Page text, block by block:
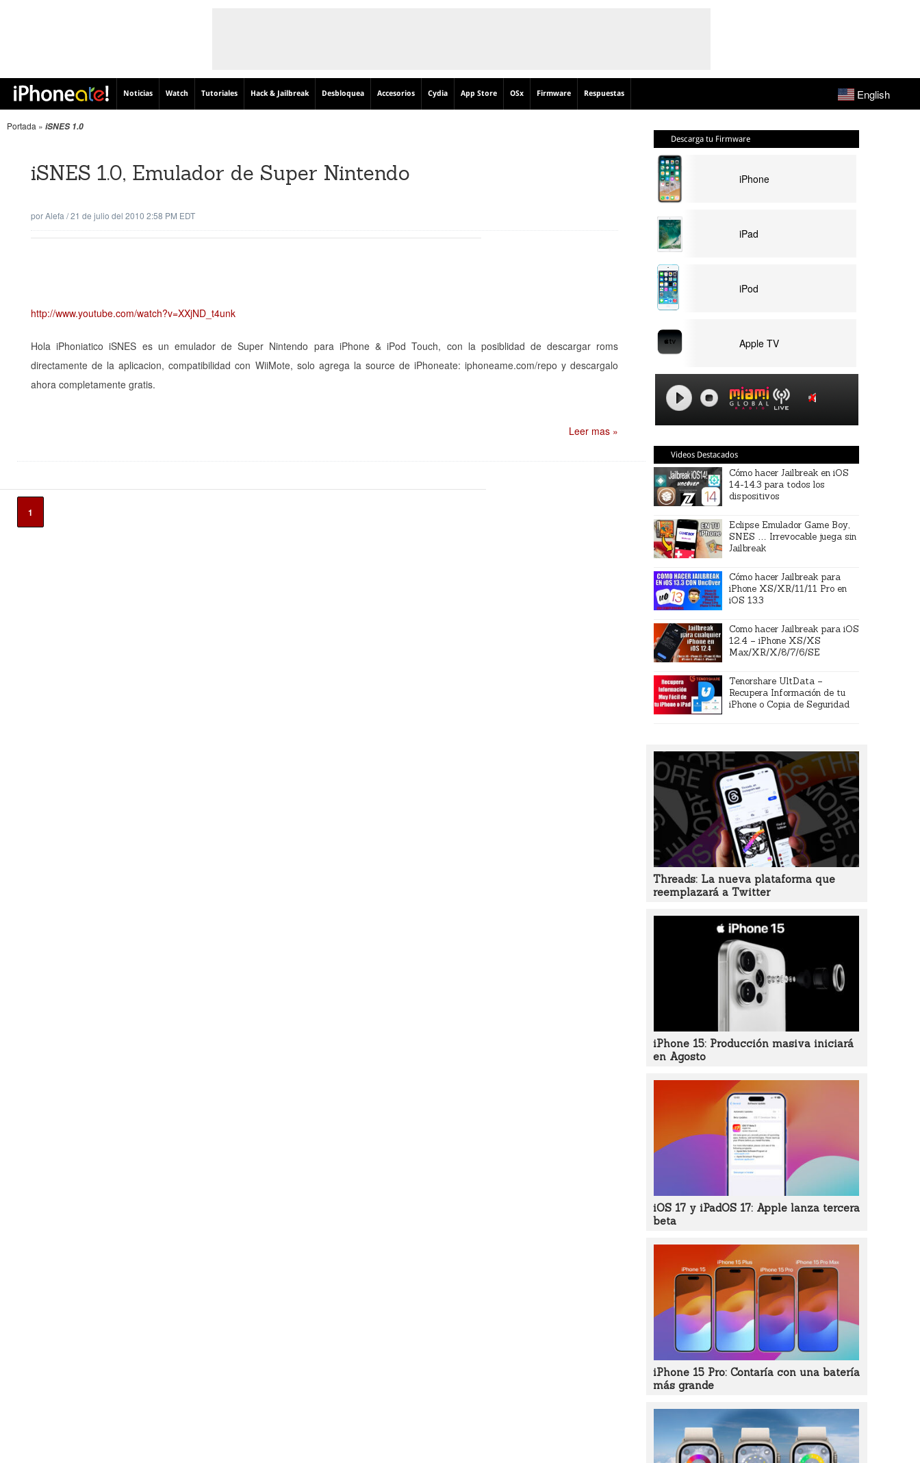
Noticias Watch Tutoriales Hack & Jailbreak Desbloquea Accesorios Cydia App Store OSx Firmware Respuestas English
Portada » iSNES 1.0
iSNES 1.0, Emulador de Super Nintendo
porAlefa /21 de julio del 2010 2:58 PM EDT
http://www.youtube.com/watch?v=XXjND_t4unk
Hola iPhoniatico iSNES es un emulador de Super Nintendo para iPhone & iPod Touch, con la posiblidad de descargar roms
directamente de la aplicacion, compatibilidad con WiiMote, solo agrega la source de iPhoneate: iphoneame.com/repo y descargalo
ahora completamente gratis.
Leer mas »
1
Descarga tu Firmware
iPhone
iPad
iPod
Apple TV
Videos Destacados
Cómo hacer Jailbreak en iOS
14-14.3 para todos los
dispositivos
Eclipse Emulador Game Boy,
SNES … Irrevocable juega sin
Jailbreak
Cómo hacer Jailbreak para
iPhone XS/XR/11/11 Pro en
iOS 13.3
Como hacer Jailbreak para iOS
12.4 – iPhone XS/XS
Max/XR/X/8/7/6/SE
Tenorshare UltData –
Recupera Información de tu
iPhone o Copia de Seguridad
Threads: La nueva plataforma que
reemplazará a Twitter
iPhone 15: Producción masiva iniciará
en Agosto
iOS 17 y iPadOS 17: Apple lanza tercera
beta
iPhone 15 Pro: Contaría con una batería
más grande